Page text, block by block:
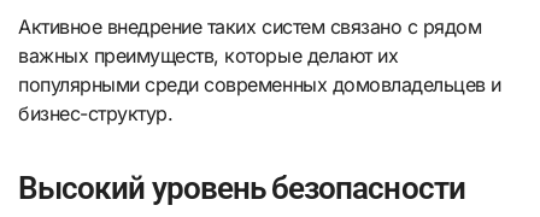
Активное внедрение таких систем связано с рядом
важных преимуществ, которые делают их
популярными среди современных домовладельцев и
бизнес-структур.
Высокий уровень безопасности